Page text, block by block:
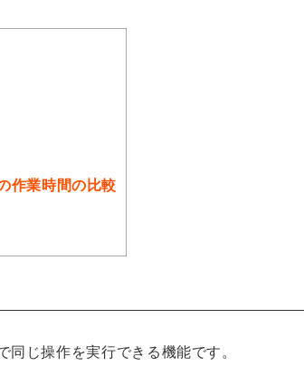
作業時間の比較
じ操作を実行できる機能です。